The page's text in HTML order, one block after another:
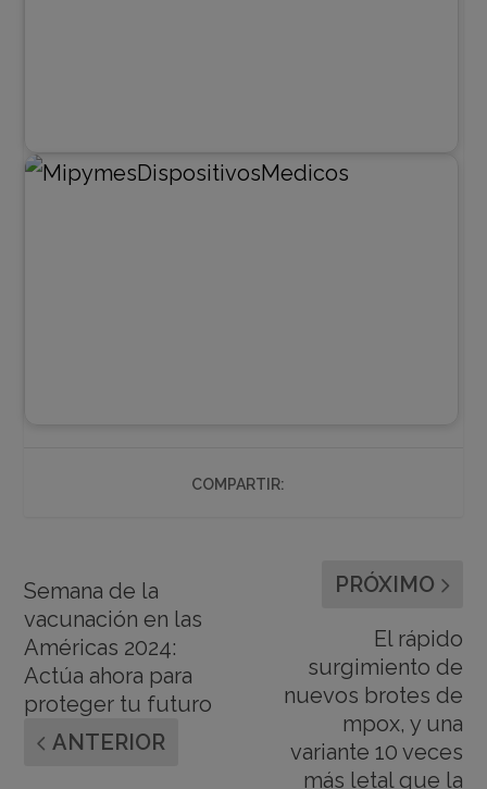
COMPARTIR:
Semana de la
vacunación en las
Américas 2024:
Actúa ahora para
proteger tu futuro
ANTERIOR
PRÓXIMO
El rápido
surgimiento de
nuevos brotes de
mpox, y una
variante 10 veces
más letal que la